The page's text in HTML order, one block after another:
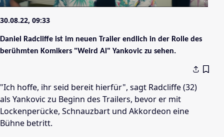
30.08.22, 09:33
Daniel Radcliffe ist im neuen Trailer endlich in der Rolle des
berühmten Komikers "Weird Al" Yankovic zu sehen.
"Ich hoffe, ihr seid bereit hierfür", sagt Radcliffe (32)
als Yankovic zu Beginn des Trailers, bevor er mit
Lockenperücke, Schnauzbart und Akkordeon eine
Bühne betritt.